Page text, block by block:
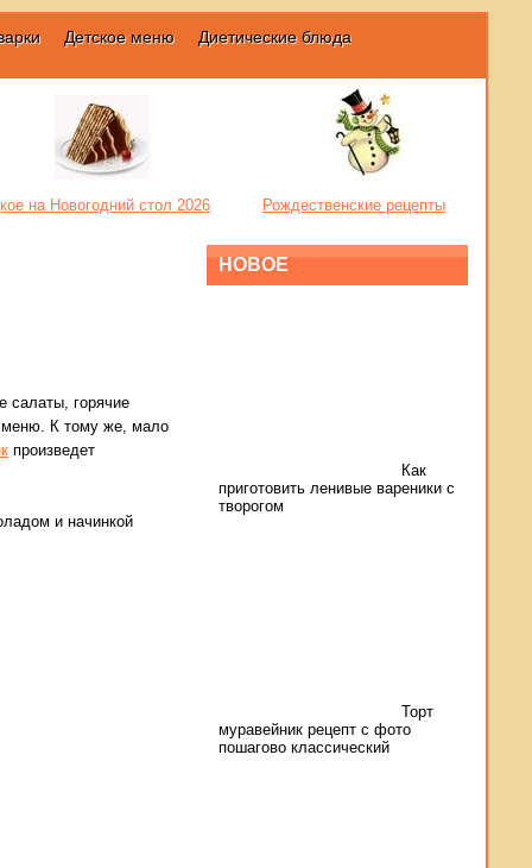
Детское меню Диетические блюда
на Новогодний стол 2026 Рождественские рецепты
салаты, горячие
меню. К тому же, мало
произведет
и начинкой
НОВОЕ
Как
приготовить ленивые вареники с
творогом
Торт
муравейник рецепт с фото
пошагово классический